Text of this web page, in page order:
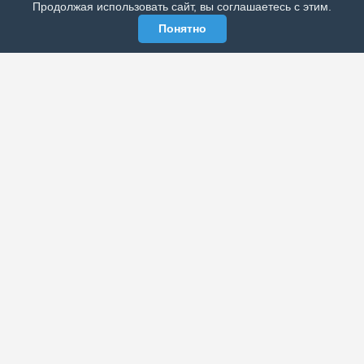
Продолжая использовать сайт, вы соглашаетесь с этим.
Понятно